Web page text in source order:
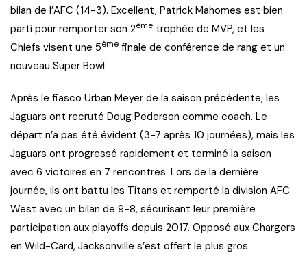
bilan de l’AFC (14-3). Excellent, Patrick Mahomes est bien
parti pour remporter son 2ème trophée de MVP, et les
Chiefs visent une 5ème finale de conférence de rang et un
nouveau Super Bowl.
Après le fiasco Urban Meyer de la saison précédente, les
Jaguars ont recruté Doug Pederson comme coach. Le
départ n’a pas été évident (3-7 après 10 journées), mais les
Jaguars ont progressé rapidement et terminé la saison
avec 6 victoires en 7 rencontres. Lors de la dernière
journée, ils ont battu les Titans et remporté la division AFC
West avec un bilan de 9-8, sécurisant leur première
participation aux playoffs depuis 2017. Opposé aux Chargers
en Wild-Card, Jacksonville s’est offert le plus gros